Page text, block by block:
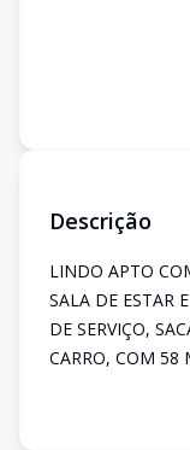
Descrição
LINDO APTO
SALA DE ESTAR
DE SERVIÇO,
CARRO, COM 58